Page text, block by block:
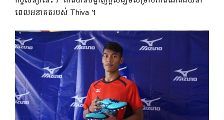
ពេលអនាគតរបស់ Thiva ។